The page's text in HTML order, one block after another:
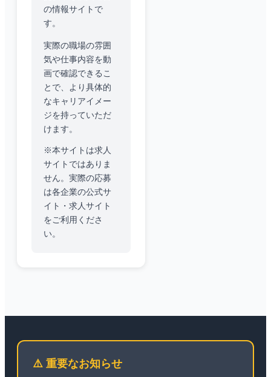
の情報サイトで
す。
実際の職場の雰囲
気や仕事内容を動
画で確認できるこ
とで、より具体的
なキャリアイメー
ジを持っていただ
けます。
※本サイトは求人
サイトではありま
せん。実際の応募
は各企業の公式サ
イト・求人サイト
をご利用くださ
い。
⚠️ 重要なお知らせ